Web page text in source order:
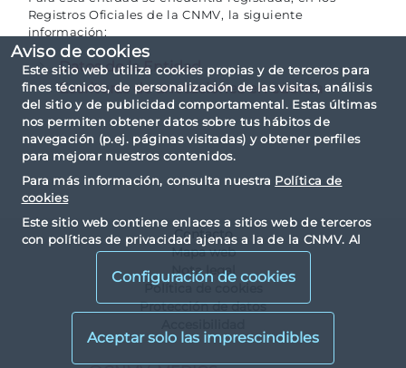
Aviso de cookies
Este sitio web utiliza cookies propias y de terceros para
fines técnicos, de personalización de las visitas, análisis
del sitio y de publicidad comportamental. Estas últimas
nos permiten obtener datos sobre tus hábitos de
navegación (p.ej. páginas visitadas) y obtener perfiles
para mejorar nuestros contenidos.
Para más información, consulta nuestra Política de
cookies
Este sitio web contiene enlaces a sitios web de terceros
con políticas de privacidad ajenas a la de la CNMV. Al
visualizarlos y acceder a ellos, usted acepta las cookies
instaladas por terceros y sus políticas de privacidad y
Configuración de cookies
Registros Oficiales de la CNMV, la siguiente
información:
Datos de la Entidad
Escrituras de anotaciones en cuenta
Contacto
Mapa web
Nota legal
Política de cookies
Protección de datos